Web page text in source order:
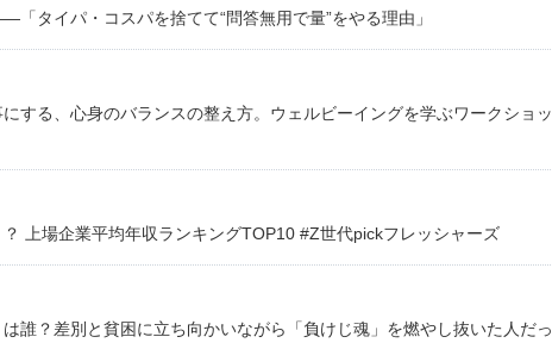
タイパ・コスパを捨てて“問答無用で量”をやる理由」
する、心身のバランスの整え方。ウェルビーイングを学ぶワークショッ
上場企業平均年収ランキングTOP10 #Z世代pickフレッシャーズ
誰？差別と貧困に立ち向かいながら「負けじ魂」を燃やし抜いた人だっ